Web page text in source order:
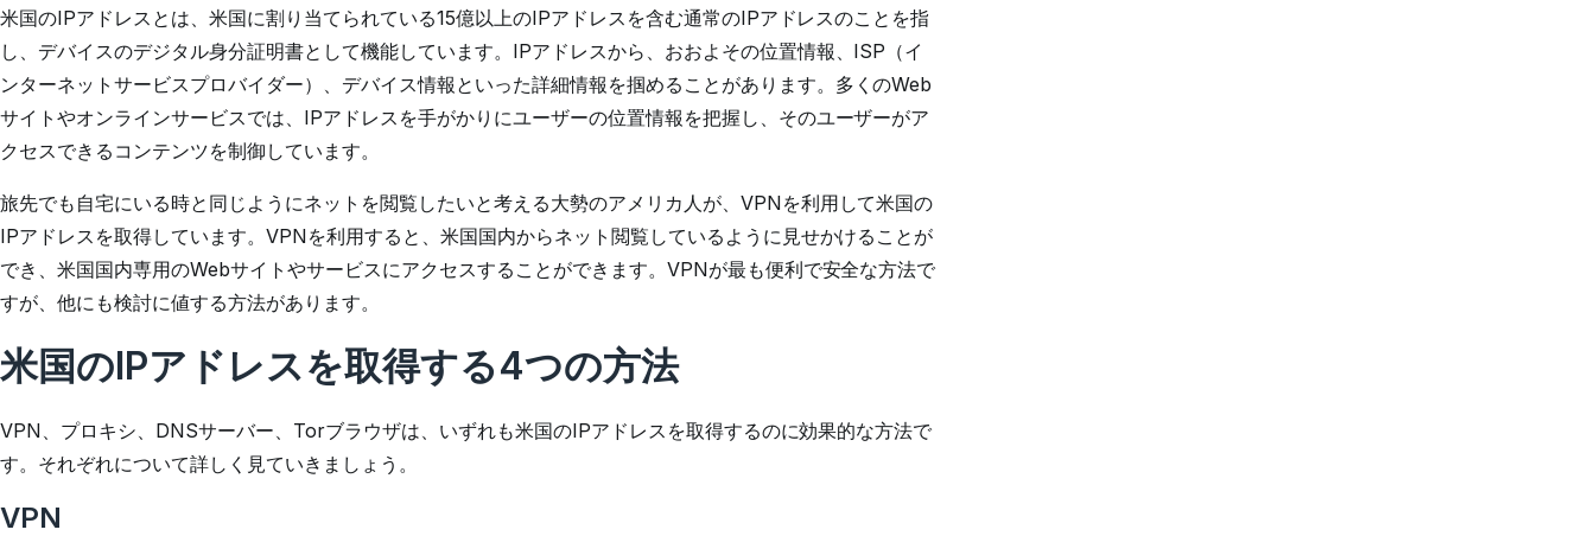
米国のIPアドレスとは、米国に割り当てられている15億以上のIPアドレスを含む通常のIPアドレスのことを指
し、デバイスのデジタル身分証明書として機能しています。IPアドレスから、おおよその位置情報、ISP（イ
ンターネットサービスプロバイダー）、デバイス情報といった詳細情報を掴めることがあります。多くのWeb
サイトやオンラインサービスでは、IPアドレスを手がかりにユーザーの位置情報を把握し、そのユーザーがア
クセスできるコンテンツを制御しています。
旅先でも自宅にいる時と同じようにネットを閲覧したいと考える大勢のアメリカ人が、VPNを利用して米国の
IPアドレスを取得しています。VPNを利用すると、米国国内からネット閲覧しているように見せかけることが
でき、米国国内専用のWebサイトやサービスにアクセスすることができます。VPNが最も便利で安全な方法で
すが、他にも検討に値する方法があります。
米国のIPアドレスを取得する4つの方法
VPN、プロキシ、DNSサーバー、Torブラウザは、いずれも米国のIPアドレスを取得するのに効果的な方法で
す。それぞれについて詳しく見ていきましょう。
VPN